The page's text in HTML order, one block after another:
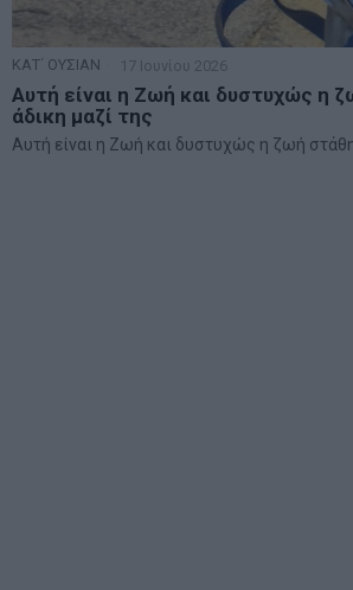
ΚΑΤ΄ ΟΥΣΙΑΝ 17 Ιουνίου 2026
Αυτή είναι η Ζωή και δυστυχώς η
άδικη μαζί της
Αυτή είναι η Ζωή και δυστυχώς η ζωή